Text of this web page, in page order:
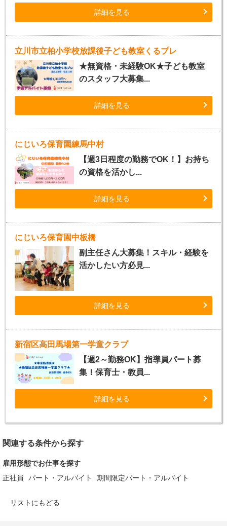
詳細を見る
立川市立柏小学校放課後子ども教室くるプレ
★無資格・未経験OK★子ども教室
のスタッフ大募集...
詳細を見る
にじいろ保育園練馬中村
【週3日程度の勤務でOK！】お持ち
の資格を活かし...
詳細を見る
にじいろ保育園中板橋
副主任さん大募集！スキル・経験を
活かしたい方必見...
詳細を見る
新宿区高田馬場第一学童クラブ
【週2～勤務OK】指導員パート募
集！保育士・教員...
詳細を見る
関連する条件から探す
雇用形態でお仕事を探す
正社員
パート・アルバイト 期間限定パート・アルバイト
リストにもどる